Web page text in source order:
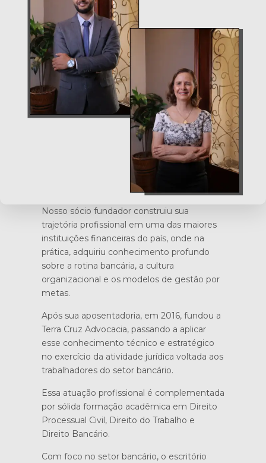
Nosso sócio fundador construiu sua
trajetória profissional em uma das maiores
instituições financeiras do país, onde na
prática, adquiriu conhecimento profundo
sobre a rotina bancária, a cultura
organizacional e os modelos de gestão por
metas.
Após sua aposentadoria, em 2016, fundou a
Terra Cruz Advocacia, passando a aplicar
esse conhecimento técnico e estratégico
no exercício da atividade jurídica voltada aos
trabalhadores do setor bancário.
Essa atuação profissional é complementada
por sólida formação acadêmica em Direito
Processual Civil, Direito do Trabalho e
Direito Bancário.
Com foco no setor bancário, o escritório